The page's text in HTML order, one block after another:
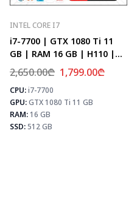
⚡ MAX FPS
CS2
133
PUBG
78
Fortnite
92
INTEL CORE I7
i7-7700 | GTX 1080 Ti 11
GB | RAM 16 GB | H110 |
SSD 512 GB
2,650.00₾ 1,799.00₾
CPU:i7-7700
GPU:GTX 1080 Ti 11 GB
RAM:16 GB
SSD:512 GB